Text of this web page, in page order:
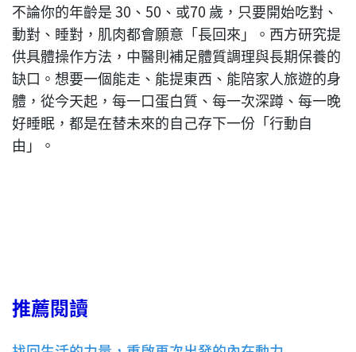
不論你的年齡是 30、50、或70 歲，只要開始吃對、
動對、睡對，肌肉都會願意「長回來」。西方研究提
供具體操作方法，中醫則補足體質調理與長期保養的
缺口。想要一個能走、能提東西、能陪家人旅遊的身
體，從今天起，每一口蛋白質、每一次深蹲、每一晚
好睡眠，都是在替未來的自己存下一份「行動自
由」。
推薦閱讀